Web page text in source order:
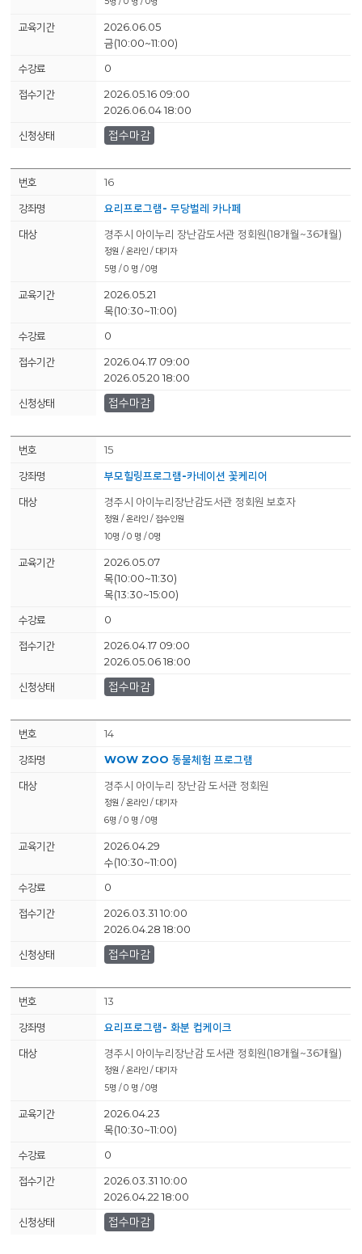
2026.06.05
금(10:00~11:00)
0
2026.05.16 09:00
2026.06.04 18:00
접수마감
16
요리프로그램- 무당벌레 카나페
경주시 아이누리 장난감도서관 정회원(18개월~36개월)
정원 / 온라인 / 대기자
5명 / 0 명 / 0명
2026.05.21
목(10:30~11:00)
0
2026.04.17 09:00
2026.05.20 18:00
접수마감
15
부모힐링프로그램-카네이션 꽃케리어
경주시 아이누리장난감도서관 정회원 보호자
정원 / 온라인 / 접수인원
10명 / 0 명 / 0명
2026.05.07
목(10:00~11:30)
목(13:30~15:00)
0
2026.04.17 09:00
2026.05.06 18:00
접수마감
14
WOW ZOO 동물체험 프로그램
경주시 아이누리 장난감 도서관 정회원
정원 / 온라인 / 대기자
6명 / 0 명 / 0명
2026.04.29
수(10:30~11:00)
0
2026.03.31 10:00
2026.04.28 18:00
접수마감
13
요리프로그램- 화분 컵케이크
경주시 아이누리장난감 도서관 정회원(18개월~36개월)
정원 / 온라인 / 대기자
5명 / 0 명 / 0명
2026.04.23
목(10:30~11:00)
0
2026.03.31 10:00
2026.04.22 18:00
접수마감